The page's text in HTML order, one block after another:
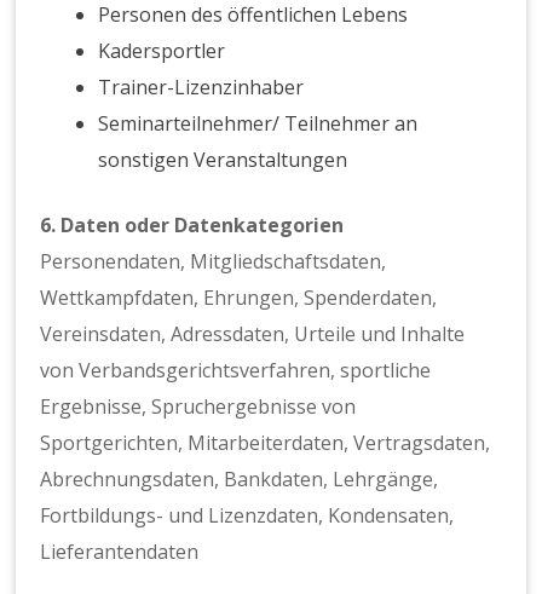
Personen des öffentlichen Lebens
Kadersportler
Trainer-Lizenzinhaber
Seminarteilnehmer/ Teilnehmer an
sonstigen Veranstaltungen
6. Daten oder Datenkategorien
Personendaten, Mitgliedschaftsdaten,
Wettkampfdaten, Ehrungen, Spenderdaten,
Vereinsdaten, Adressdaten, Urteile und Inhalte
von Verbandsgerichtsverfahren, sportliche
Ergebnisse, Spruchergebnisse von
Sportgerichten, Mitarbeiterdaten, Vertragsdaten,
Abrechnungsdaten, Bankdaten, Lehrgänge,
Fortbildungs- und Lizenzdaten, Kondensaten,
Lieferantendaten